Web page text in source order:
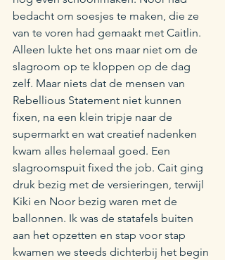
bedacht om soesjes te maken, die ze
van te voren had gemaakt met Caitlin.
Alleen lukte het ons maar niet om de
slagroom op te kloppen op de dag
zelf. Maar niets dat de mensen van
Rebellious Statement niet kunnen
fixen, na een klein tripje naar de
supermarkt en wat creatief nadenken
kwam alles helemaal goed. Een
slagroomspuit fixed the job. Cait ging
druk bezig met de versieringen, terwijl
Kiki en Noor bezig waren met de
ballonnen. Ik was de statafels buiten
aan het opzetten en stap voor stap
kwamen we steeds dichterbij het begin